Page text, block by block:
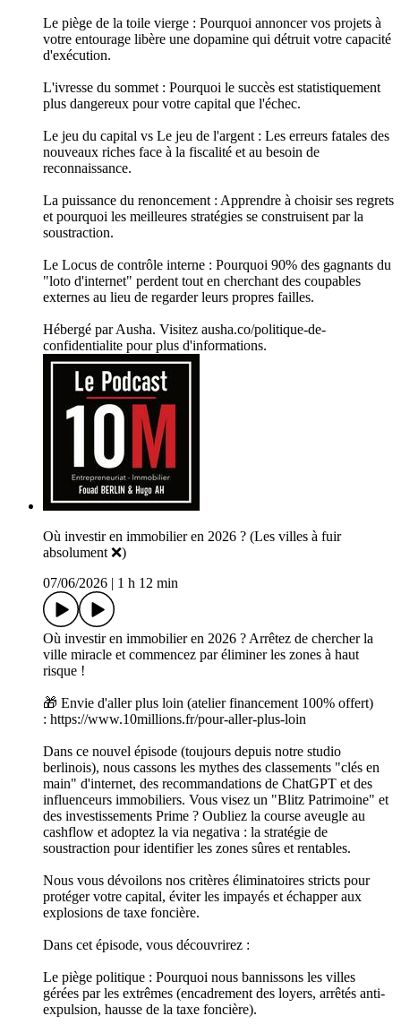
Le piège de la toile vierge : Pourquoi annoncer vos projets à
votre entourage libère une dopamine qui détruit votre capacité
d'exécution.
L'ivresse du sommet : Pourquoi le succès est statistiquement
plus dangereux pour votre capital que l'échec.
Le jeu du capital vs Le jeu de l'argent : Les erreurs fatales des
nouveaux riches face à la fiscalité et au besoin de
reconnaissance.
La puissance du renoncement : Apprendre à choisir ses regrets
et pourquoi les meilleures stratégies se construisent par la
soustraction.
Le Locus de contrôle interne : Pourquoi 90% des gagnants du
"loto d'internet" perdent tout en cherchant des coupables
externes au lieu de regarder leurs propres failles.
Hébergé par Ausha. Visitez ausha.co/politique-de-
confidentialite pour plus d'informations.
Où investir en immobilier en 2026 ? (Les villes à fuir
absolument ❌)
07/06/2026
1 h 12 min
Où investir en immobilier en 2026 ? Arrêtez de chercher la
ville miracle et commencez par éliminer les zones à haut
risque !
🎁 Envie d'aller plus loin (atelier financement 100% offert)
: https://www.10millions.fr/pour-aller-plus-loin
Dans ce nouvel épisode (toujours depuis notre studio
berlinois), nous cassons les mythes des classements "clés en
main" d'internet, des recommandations de ChatGPT et des
influenceurs immobiliers. Vous visez un "Blitz Patrimoine" et
des investissements Prime ? Oubliez la course aveugle au
cashflow et adoptez la via negativa : la stratégie de
soustraction pour identifier les zones sûres et rentables.
Nous vous dévoilons nos critères éliminatoires stricts pour
protéger votre capital, éviter les impayés et échapper aux
explosions de taxe foncière.
Dans cet épisode, vous découvrirez :
Le piège politique : Pourquoi nous bannissons les villes
gérées par les extrêmes (encadrement des loyers, arrêtés anti-
expulsion, hausse de la taxe foncière).